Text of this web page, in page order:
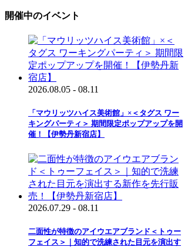
開催中のイベント
2026.08.05 - 08.11
「マウリッツハイス美術館」×＜タグス ワー
キングパーティ＞ 期間限定ポップアップを開
催！【伊勢丹新宿店】
2026.07.29 - 08.11
二面性が特徴のアイウエアブランド＜トゥー
フェイス＞｜知的で洗練された目元を演出す